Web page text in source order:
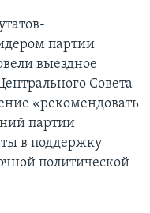
партии
выездное
Совета
«рекомендовать
партии
в поддержку
политической